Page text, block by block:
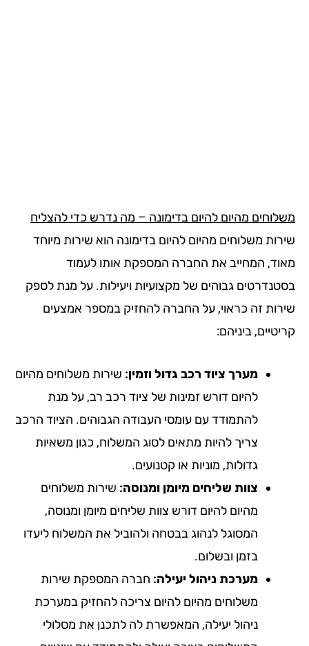
מהיום להיום בדימונה – מה נדרש כדי להצליח
משלוחים מהיום להיום בדימונה הוא שירות מיוחד
המחייב את החברה המספקת אותו לעמוד
גבוהים של מקצועיות ויעילות. על מנת לספק
זה כראוי, על החברה להחזיק במספר אמצעים
ביניהם:
מערך ציוד רכב גדול וזמין:שירות משלוחים מהיום
להיום דורש זמינות של ציוד רכב רב, על מנת
להתמודד עם עומסי העבודה הגבוהים. הציוד הרכב
צריך להיות מתאים לסוג המשלוח, כגון משאיות
גדולות, מוניות או קטנועים.
צוות שליחים מיומן ומנוסה:שירות משלוחים
מהיום להיום דורש צוות שליחים מיומן ומנוסה,
המסוגל לנהוג בבטחה ולהוביל את המשלוח ליעדו
בזמן ובשלום.
מערכת ניהול יעילה:חברה המספקת שירות
משלוחים מהיום להיום צריכה להחזיק במערכת
ניהול יעילה, המאפשרת לה לתכנן את מסלולי